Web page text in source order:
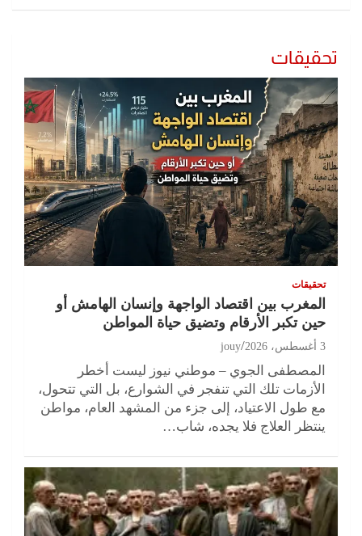
تحقيقات
تحقيقات
المغرب بين اقتصاد الواجهة وإنسان الهامش أو
حين تكبر الأرقام وتضيق حياة المواطن
3 أغسطس، 2026 jouy
المصطفى الجوي – موطني نيوز ليست أخطر
الأزمات تلك التي تنفجر في الشوارع، بل التي تتحول،
مع طول الاعتياد، إلى جزء من المشهد العام، مواطن
ينتظر العلاج فلا يجده، شاب…